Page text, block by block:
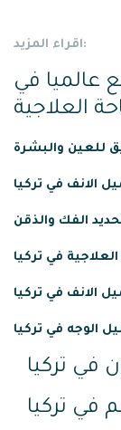
اقراء المزيد:
عالميا في
العلاجية
الانف في تركيا
الفك والذقن
في تركيا
الانف في تركيا
الوجه في تركيا
في تركيا
في تركيا